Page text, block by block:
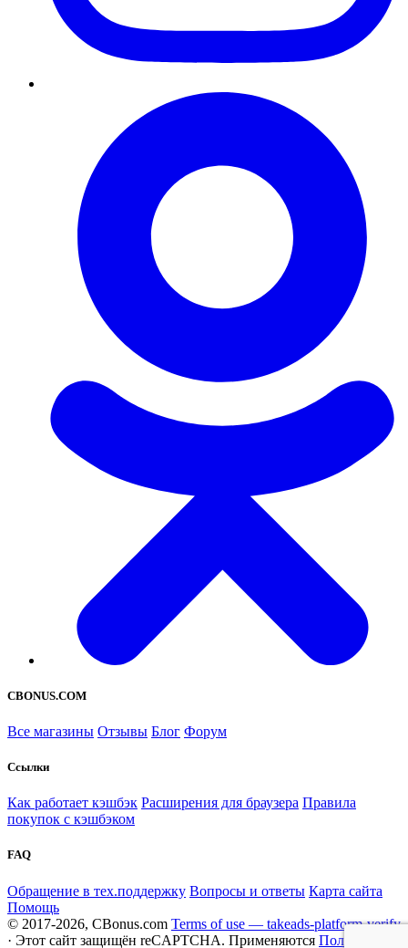
CBONUS.COM
Все магазины Отзывы Блог Форум
Ссылки
Как работает кэшбэк Расширения для браузера Правила
покупок с кэшбэком
FAQ
Обращение в тех.поддержку Вопросы и ответы Карта сайта
Помощь
© 2017-2026, CBonus.com Terms of use — takeads-platform-verify
· Этот сайт защищён reCAPTCHA. Применяются Политика